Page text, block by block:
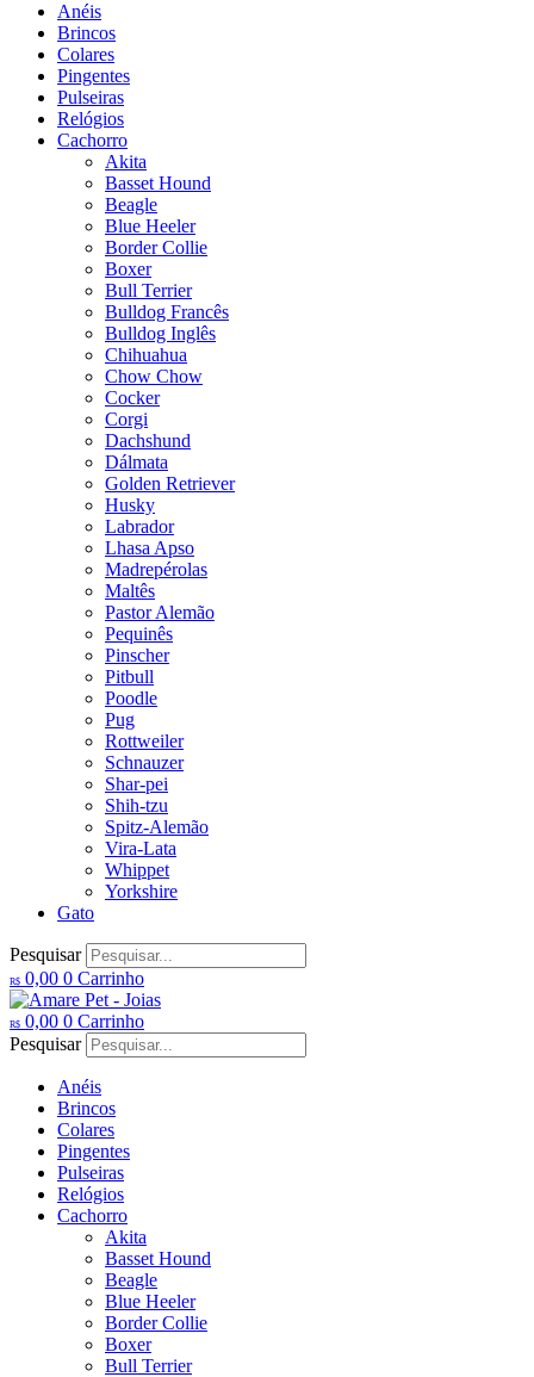
Anéis
Brincos
Colares
Pingentes
Pulseiras
Relógios
Cachorro
Akita
Basset Hound
Beagle
Blue Heeler
Border Collie
Boxer
Bull Terrier
Bulldog Francês
Bulldog Inglês
Chihuahua
Chow Chow
Cocker
Corgi
Dachshund
Dálmata
Golden Retriever
Husky
Labrador
Lhasa Apso
Madrepérolas
Maltês
Pastor Alemão
Pequinês
Pinscher
Pitbull
Poodle
Pug
Rottweiler
Schnauzer
Shar-pei
Shih-tzu
Spitz-Alemão
Vira-Lata
Whippet
Yorkshire
Gato
Pesquisar
R$ 0,00 0 Carrinho
R$ 0,00 0 Carrinho
Pesquisar
Anéis
Brincos
Colares
Pingentes
Pulseiras
Relógios
Cachorro
Akita
Basset Hound
Beagle
Blue Heeler
Border Collie
Boxer
Bull Terrier